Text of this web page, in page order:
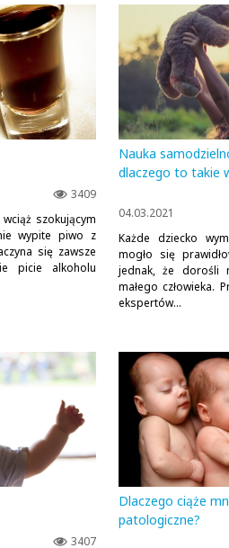
3409
szokującym
wypite piwo z
się zawsze
picie alkoholu
Nauka
dlaczego to takie
04.03.2021
Każde dziecko
mogło się
jednak, że dorośli
małego człowieka.
ekspertów...
3407
Dlaczego ciąże
patologiczne?